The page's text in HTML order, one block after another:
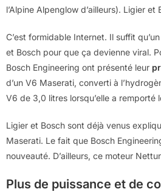
l’Alpine Alpenglow d’ailleurs). Ligier
C’est formidable Internet. Il suffit
et Bosch pour que ça devienne viral.
Bosch Engineering ont présenté leur
d’un V6 Maserati, converti à
V6 de 3,0 litres lorsqu’elle a remporté
Ligier et Bosch sont déjà venus
Maserati. Le fait que Bosch
nouveauté. D’ailleurs, ce moteur
Plus de puissance et de